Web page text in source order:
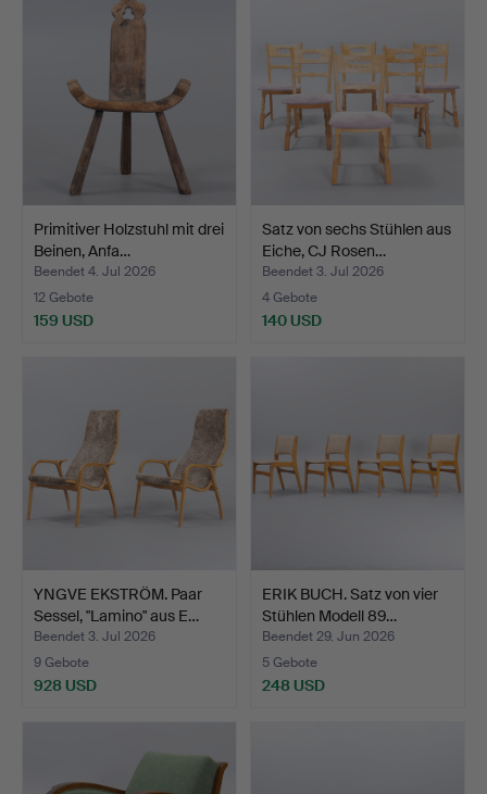
Primitiver Holzstuhl mit drei
Beinen, Anfa…
Beendet 4. Jul 2026
12 Gebote
159 USD
Satz von sechs Stühlen aus
Eiche, CJ Rosen…
Beendet 3. Jul 2026
4 Gebote
140 USD
YNGVE EKSTRÖM. Paar
Sessel, "Lamino" aus E…
Beendet 3. Jul 2026
9 Gebote
928 USD
ERIK BUCH. Satz von vier
Stühlen Modell 89…
Beendet 29. Jun 2026
5 Gebote
248 USD